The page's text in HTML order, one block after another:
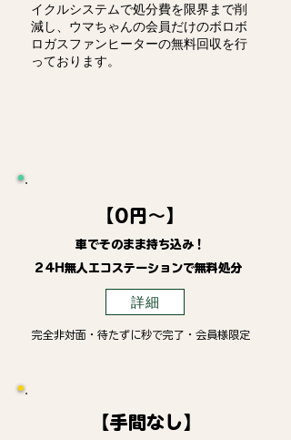
イクルシステムで処分費を限界まで削
減し、ウマちゃんの会員だけのボロボ
ロガスファンヒーターの無料回収を行
っております。
【0円～】
車でそのまま持ち込み！
24H無人エコステーションで無料処分
詳細
完全非対面・待たずに秒で完了・会員様限定
【手間なし】